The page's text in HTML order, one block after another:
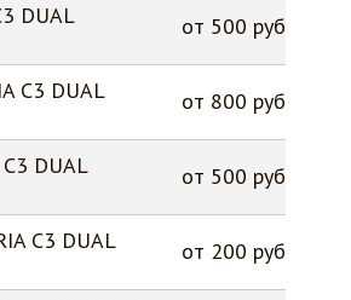
DUAL от 500 руб
C3 DUAL от 800 руб
DUAL от 500 руб
C3 DUAL от 200 руб